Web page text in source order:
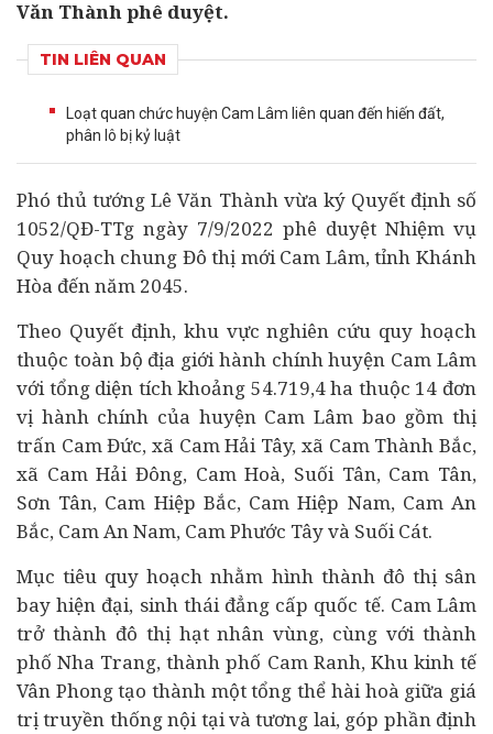
Văn Thành phê duyệt.
TIN LIÊN QUAN
Loạt quan chức huyện Cam Lâm liên quan đến hiến đất,
phân lô bị kỷ luật
Phó thủ tướng Lê Văn Thành vừa ký Quyết định số
1052/QĐ-TTg ngày 7/9/2022 phê duyệt Nhiệm vụ
Quy hoạch chung Đô thị mới Cam Lâm, tỉnh Khánh
Hòa đến năm 2045.
Theo Quyết định, khu vực nghiên cứu quy hoạch
thuộc toàn bộ địa giới hành chính huyện Cam Lâm
với tổng diện tích khoảng 54.719,4 ha thuộc 14 đơn
vị hành chính của huyện Cam Lâm bao gồm thị
trấn Cam Đức, xã Cam Hải Tây, xã Cam Thành Bắc,
xã Cam Hải Đông, Cam Hoà, Suối Tân, Cam Tân,
Sơn Tân, Cam Hiệp Bắc, Cam Hiệp Nam, Cam An
Bắc, Cam An Nam, Cam Phước Tây và Suối Cát.
Mục tiêu quy hoạch nhằm hình thành đô thị sân
bay hiện đại, sinh thái đẳng cấp quốc tế. Cam Lâm
trở thành đô thị hạt nhân vùng, cùng với thành
phố Nha Trang, thành phố Cam Ranh, Khu kinh tế
Vân Phong tạo thành một tổng thể hài hoà giữa giá
trị truyền thống nội tại và tương lai, góp phần định